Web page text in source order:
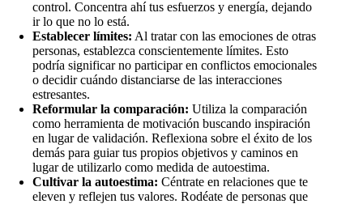
control. Concentra ahí tus esfuerzos y energía, dejando
ir lo que no lo está.
Establecer límites: Al tratar con las emociones de otras
personas, establezca conscientemente límites. Esto
podría significar no participar en conflictos emocionales
o decidir cuándo distanciarse de las interacciones
estresantes.
Reformular la comparación: Utiliza la comparación
como herramienta de motivación buscando inspiración
en lugar de validación. Reflexiona sobre el éxito de los
demás para guiar tus propios objetivos y caminos en
lugar de utilizarlo como medida de autoestima.
Cultivar la autoestima: Céntrate en relaciones que te
eleven y reflejen tus valores. Rodéate de personas que